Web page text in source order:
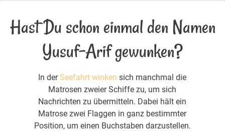
Hast Du schon einmal den Namen
Yusuf-Arif gewunken?
In derSeefahrt winken sich manchmal die
Matrosen zweier Schiffe zu, um sich
Nachrichten zu übermitteln. Dabei hält ein
Matrose zwei Flaggen in ganz bestimmter
Position, um einen Buchstaben darzustellen.